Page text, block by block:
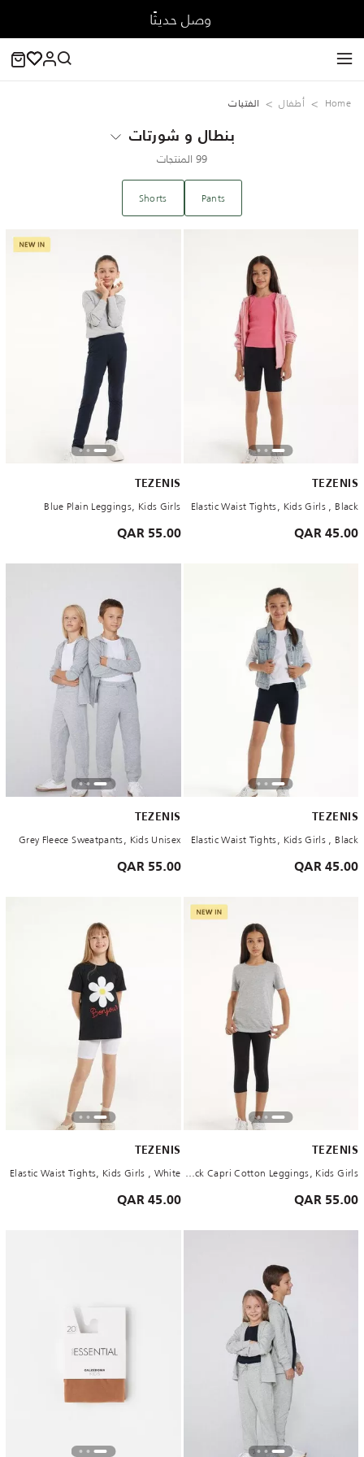
وصل حديثًا
Home ‏أطفال الفتيات
بنطال و شورتات
99 المنتجات
Pants
Shorts
TEZENIS
Elastic Waist Tights, Kids Girls , Black
45.00 QAR
TEZENIS
Blue Plain Leggings, Kids Girls
55.00 QAR
TEZENIS
Elastic Waist Tights, Kids Girls , Black
45.00 QAR
TEZENIS
Grey Fleece Sweatpants, Kids Unisex
55.00 QAR
TEZENIS
Black Capri Cotton Leggings, Kids Girls
55.00 QAR
TEZENIS
Elastic Waist Tights, Kids Girls , White
45.00 QAR